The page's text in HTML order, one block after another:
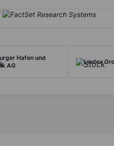
Hafen und
AG
Lindex